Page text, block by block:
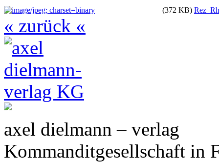
(372 KB)
« zurück «
axel dielmann – verlag
Kommanditgesellschaft in